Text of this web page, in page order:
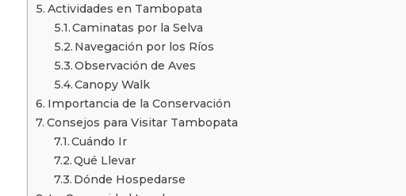
Actividades en Tambopata
Caminatas por la Selva
Navegación por los Ríos
Observación de Aves
Canopy Walk
Importancia de la Conservación
Consejos para Visitar Tambopata
Cuándo Ir
Qué Llevar
Dónde Hospedarse